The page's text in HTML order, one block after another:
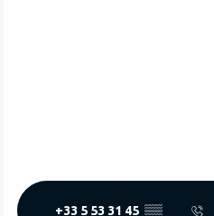
+33 5 53 31 45 ▒▒